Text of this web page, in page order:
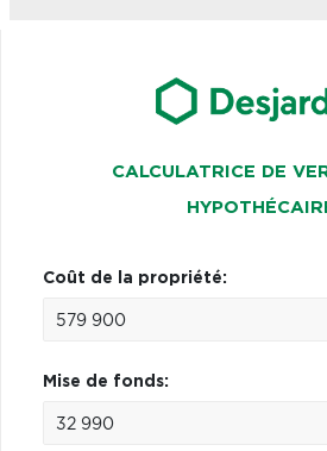
CALCULATRICE DE
Coût de la propriété:
Mise de fonds: